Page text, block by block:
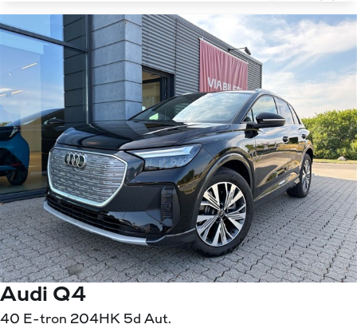
Audi Q4
40 E-tron 204HK 5d Aut.